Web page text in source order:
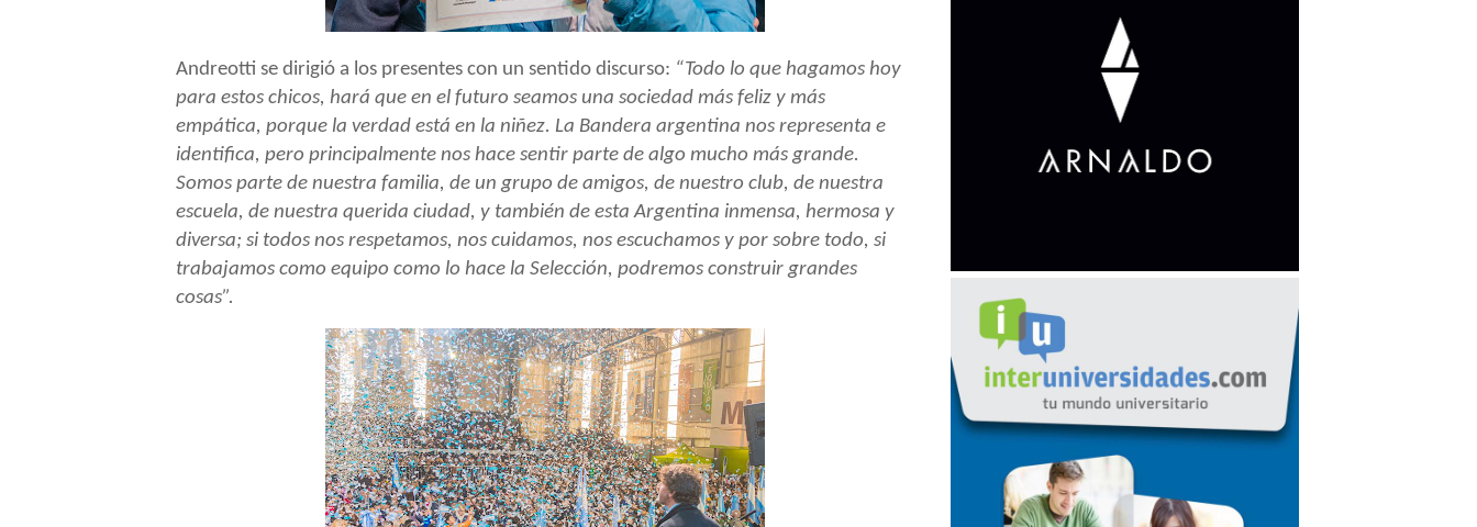
Andreotti se dirigió a los presentes con un sentido discurso: “Todo lo que hagamos hoy
para estos chicos, hará que en el futuro seamos una sociedad más feliz y más
empática, porque la verdad está en la niñez. La Bandera argentina nos representa e
identifica, pero principalmente nos hace sentir parte de algo mucho más grande.
Somos parte de nuestra familia, de un grupo de amigos, de nuestro club, de nuestra
escuela, de nuestra querida ciudad, y también de esta Argentina inmensa, hermosa y
diversa; si todos nos respetamos, nos cuidamos, nos escuchamos y por sobre todo, si
trabajamos como equipo como lo hace la Selección, podremos construir grandes
cosas”.